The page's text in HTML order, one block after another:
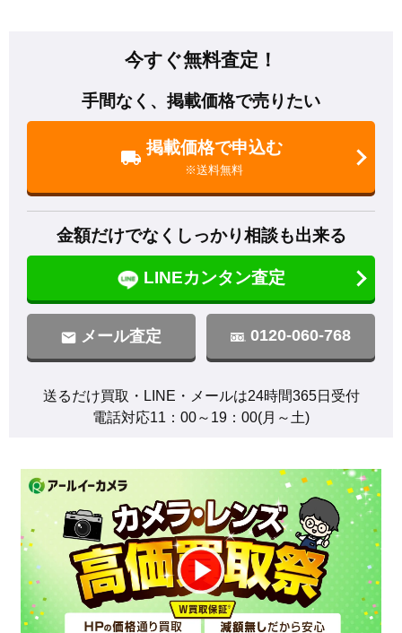
今すぐ無料査定！
手間なく、掲載価格で売りたい
掲載価格で申込む
※送料無料
金額だけでなくしっかり相談も出来る
LINEカンタン査定
メール査定 0120-060-768
送るだけ買取・LINE・メールは24時間365日受付
電話対応11：00～19：00(月～土)